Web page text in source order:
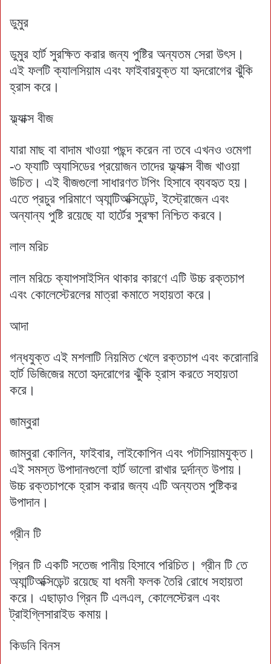
ডুমুর
ডুমুর হার্ট সুরক্ষিত করার জন্য পুষ্টির অন্যতম সেরা উৎস।
এই ফলটি ক্যালসিয়াম এবং ফাইবারযুক্ত যা হৃদরোগের ঝুঁকি
হ্রাস করে।
ফ্ল্যাক্স বীজ
যারা মাছ বা বাদাম খাওয়া পছন্দ করেন না তবে এখনও ওমেগা
-৩ ফ্যাটি অ্যাসিডের প্রয়োজন তাদের ফ্ল্যাক্স বীজ খাওয়া
উচিত। এই বীজগুলো সাধারণত টপিং হিসাবে ব্যবহৃত হয়।
এতে প্রচুর পরিমাণে অ্যান্টিঅক্সিডেন্ট, ইস্ট্রোজেন এবং
অন্যান্য পুষ্টি রয়েছে যা হার্টের সুরক্ষা নিশ্চিত করবে।
লাল মরিচ
লাল মরিচে ক্যাপসাইসিন থাকার কারণে এটি উচ্চ রক্তচাপ
এবং কোলেস্টেরলের মাত্রা কমাতে সহায়তা করে।
আদা
গন্ধযুক্ত এই মশলাটি নিয়মিত খেলে রক্তচাপ এবং করোনারি
হার্ট ডিজিজের মতো হৃদরোগের ঝুঁকি হ্রাস করতে সহায়তা
করে।
জাম্বুরা
জাম্বুরা কোলিন, ফাইবার, লাইকোপিন এবং পটাসিয়ামযুক্ত।
এই সমস্ত উপাদানগুলো হার্ট ভালো রাখার দুর্দান্ত উপায়।
উচ্চ রক্তচাপকে হ্রাস করার জন্য এটি অন্যতম পুষ্টিকর
উপাদান।
গ্রীন টি
গ্রিন টি একটি সতেজ পানীয় হিসাবে পরিচিত। গ্রীন টি তে
অ্যান্টিঅক্সিডেন্ট রয়েছে যা ধমনী ফলক তৈরি রোধে সহায়তা
করে। এছাড়াও গ্রিন টি এলএল, কোলেস্টেরল এবং
ট্রাইগ্লিসারাইড কমায়।
কিডনি বিনস